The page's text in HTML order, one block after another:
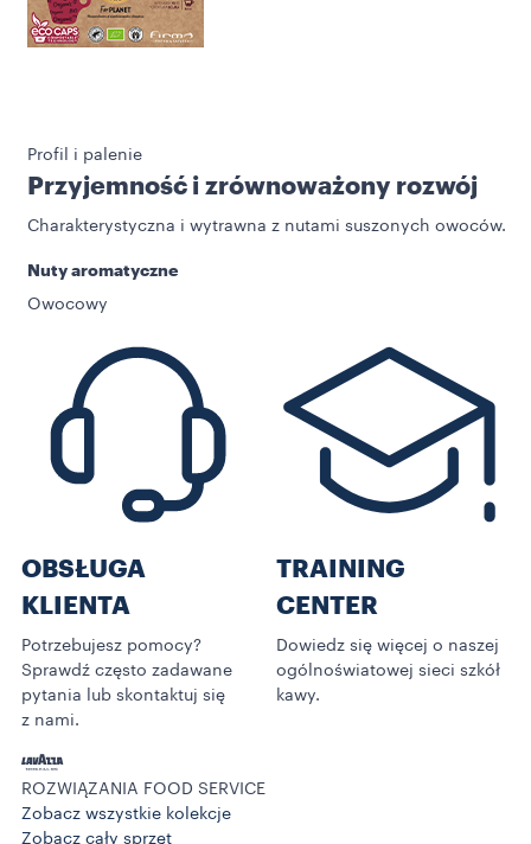
Profil i palenie
Przyjemność i zrównoważony rozwój
Charakterystyczna i wytrawna z nutami suszonych owoców.
Nuty aromatyczne
Owocowy
OBSŁUGA
KLIENTA
Potrzebujesz pomocy?
Sprawdź często zadawane
pytania lub skontaktuj się
z nami.
TRAINING
CENTER
Dowiedz się więcej o naszej
ogólnoświatowej sieci szkół
kawy.
ROZWIĄZANIA FOOD SERVICE
Zobacz wszystkie kolekcje
Zobacz cały sprzęt